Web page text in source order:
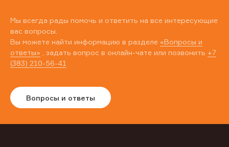
Мы всегда рады помочь и ответить на все интересующие
вас вопросы.
Вы можете найти информацию в разделе «Вопросы и
ответы» , задать вопрос в онлайн-чате или позвонить +7
(383) 210-56-41
Вопросы и ответы